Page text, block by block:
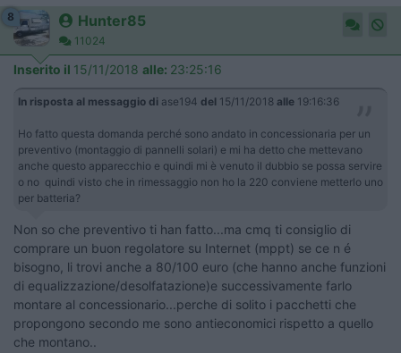
8 Hunter85
11024
Inserito il 15/11/2018 alle: 23:25:16
In risposta al messaggio di ase194 del 15/11/2018 alle 19:16:36
Ho fatto questa domanda perché sono andato in concessionaria per un
preventivo (montaggio di pannelli solari) e mi ha detto che mettevano
anche questo apparecchio e quindi mi è venuto il dubbio se possa servire
o no quindi visto che in rimessaggio non ho la 220 conviene metterlo uno
per batteria?
Non so che preventivo ti han fatto...ma cmq ti consiglio di
comprare un buon regolatore su Internet (mppt) se ce n é
bisogno, li trovi anche a 80/100 euro (che hanno anche funzioni
di equalizzazione/desolfatazione)e successivamente farlo
montare al concessionario...perche di solito i pacchetti che
propongono secondo me sono antieconomici rispetto a quello
che montano..